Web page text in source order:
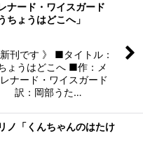
ナード・ワイスガード
ちょうはどこへ」
刊です 》 ■タイトル：
ょうはどこへ ■作：メ
ナード・ワイスガード
訳：岡部うた…
ノ「くんちゃんのはたけ